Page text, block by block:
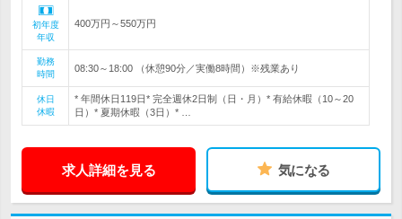
初年度
年収
400万円～550万円
勤務
時間
08:30～18:00 （休憩90分／実働8時間）※残業あり
休日
休暇
* 年間休日119日* 完全週休2日制（日・月）* 有給休暇（10～20
日）* 夏期休暇（3日）* …
求人詳細を見る 気になる